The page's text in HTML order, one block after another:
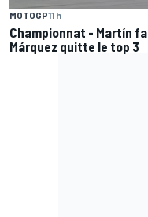
MOTOGP11 h
Championnat - Martín
Márquez quitte le top 3